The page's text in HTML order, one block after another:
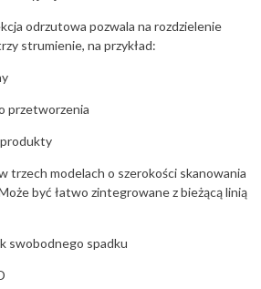
odrzutowa pozwala na rozdzielenie
strumienie, na przykład:
przetworzenia
trzech modelach o szerokości skanowania
być łatwo zintegrowane z bieżącą linią
swobodnego spadku